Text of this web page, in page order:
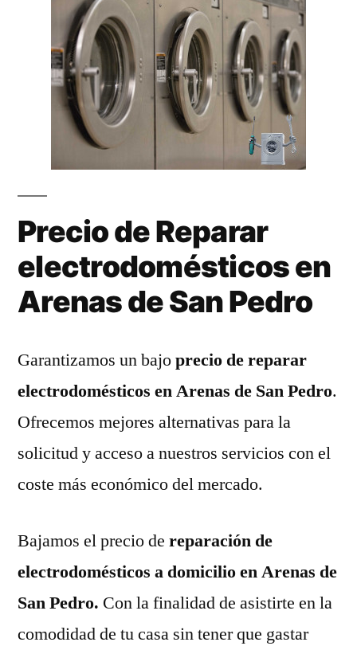
Precio de Reparar
electrodomésticos en
Arenas de San Pedro
Garantizamos un bajoprecio de reparar
electrodomésticos en Arenas de San Pedro.
Ofrecemos mejores alternativas para la
solicitud y acceso a nuestros servicios con el
coste más económico del mercado.
Bajamos el precio de reparación de
electrodomésticos a domicilio en Arenas de
San Pedro. Con la finalidad de asistirte en la
comodidad de tu casa sin tener que gastar